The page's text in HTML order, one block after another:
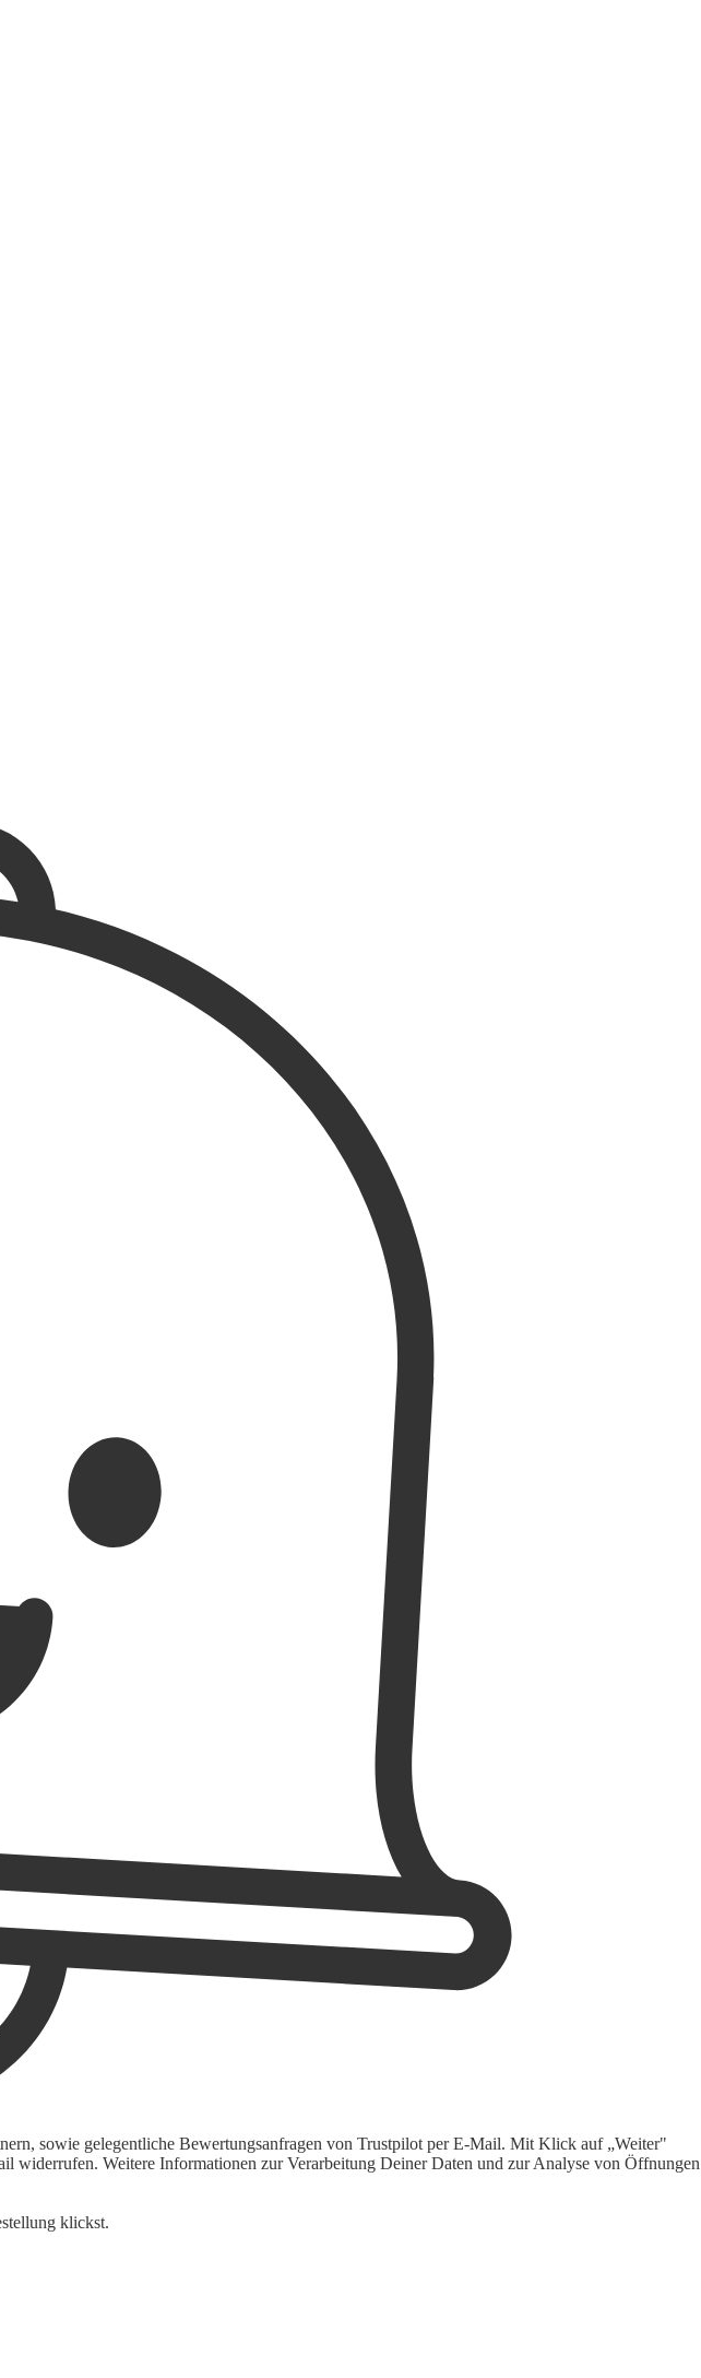
sowie gelegentliche Bewertungsanfragen von Trustpilot per E-Mail. Mit Klick auf „Weiter"
Weitere Informationen zur Verarbeitung Deiner Daten und zur Analyse von Öffnungen
klickst.